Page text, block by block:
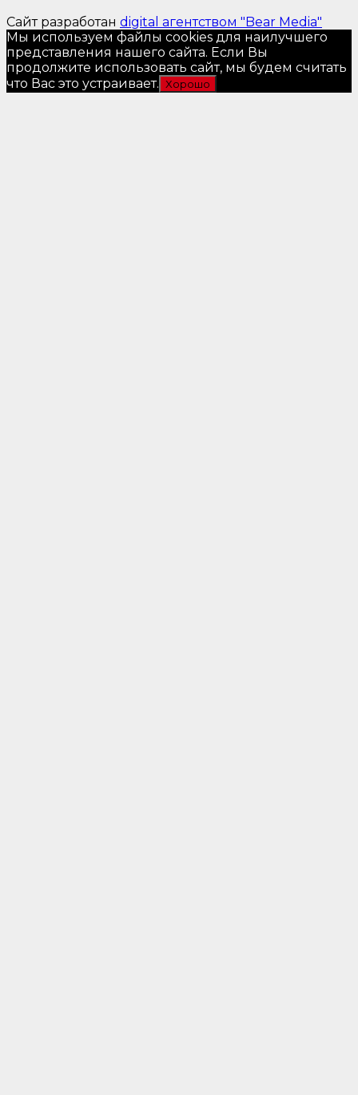
Сайт разработан digital агентством "Bear Media"
Мы используем файлы cookies для наилучшего
представления нашего сайта. Если Вы
продолжите использовать сайт, мы будем считать
что Вас это устраивает. Хорошо